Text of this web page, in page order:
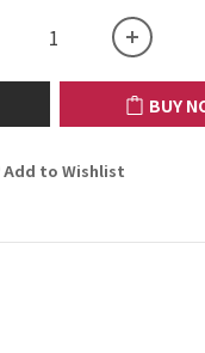
BUY
Add to Wishlist